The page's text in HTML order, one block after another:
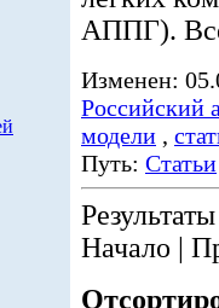
АППГ).
Изменен:
Российский
модели ,
Путь: Статьи
Начало |